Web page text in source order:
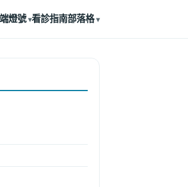
燈號 看診指南部落格